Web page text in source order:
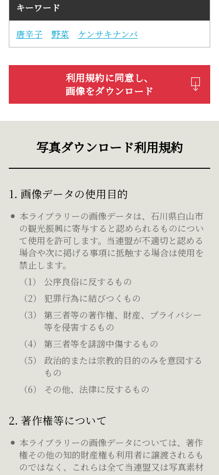
キーワード
唐辛子 野菜 ケンサキナンバ
利用規約に同意し、
画像をダウンロード
写真ダウンロード利用規約
1. 画像データの使用目的
本ライブラリーの画像データは、石川県白山市
の観光振興に寄与すると認められるものについ
て使用を許可します。当連盟が不適切と認める
場合や次に掲げる事項に抵触する場合は使用を
禁止します。
公序良俗に反するもの
犯罪行為に結びつくもの
第三者等の著作権、財産、プライバシー
等を侵害するもの
第三者等を誹謗中傷するもの
政治的または宗教的目的のみを意図する
もの
その他、法律に反するもの
2. 著作権等について
本ライブラリーの画像データについては、著作
権その他の知的財産権も利用者に譲渡されるも
のではなく、これらは全て当連盟又は写真素材